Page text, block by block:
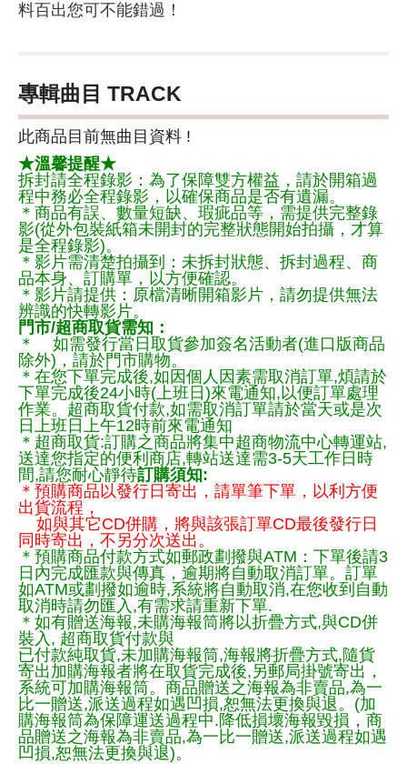
料百出您可不能錯過！
專輯曲目 TRACK
此商品目前無曲目資料 !
★溫馨提醒★
拆封請全程錄影：為了保障雙方權益，請於開箱過
程中務必全程錄影，以確保商品是否有遺漏。
＊商品有誤、數量短缺、瑕疵品等，需提供完整錄
影(從外包裝紙箱未開封的完整狀態開始拍攝，才算
是全程錄影)。
＊影片需清楚拍攝到：未拆封狀態、拆封過程、商
品本身、訂購單，以方便確認。
＊影片請提供：原檔清晰開箱影片，請勿提供無法
辨識的快轉影片。
門市/超商取貨需知：
＊ 如需發行當日取貨參加簽名活動者(進口版商品
除外)，請於門市購物。
＊在您下單完成後,如因個人因素需取消訂單,煩請於
下單完成後24小時(上班日)來電通知,以便訂單處理
作業。超商取貨付款,如需取消訂單請於當天或是次
日上班日上午12時前來電通知
＊超商取貨:訂購之商品將集中超商物流中心轉運站,
送達您指定的便利商店,轉站送達需3-5天工作日時
間,請您耐心靜待訂購須知:
＊預購商品以發行日寄出，請單筆下單，以利方便
出貨流程，
如與其它CD併購，將與該張訂單CD最後發行日
同時寄出，不另分次送出。
＊預購商品付款方式如郵政劃撥與ATM：下單後請3
日內完成匯款與傳真，逾期將自動取消訂單。訂單
如ATM或劃撥如逾時,系統將自動取消,在您收到自動
取消時請勿匯入,有需求請重新下單.
＊如有贈送海報,未購海報筒將以折疊方式,與CD併
裝入, 超商取貨付款與
已付款純取貨,未加購海報筒,海報將折疊方式,隨貨
寄出加購海報者將在取貨完成後,另郵局掛號寄出，
系統可加購海報筒。商品贈送之海報為非賣品,為一
比一贈送,派送過程如遇凹損,恕無法更換與退。(加
購海報筒為保障運送過程中.降低損壞海報毀損，商
品贈送之海報為非賣品,為一比一贈送,派送過程如遇
凹損,恕無法更換與退)。